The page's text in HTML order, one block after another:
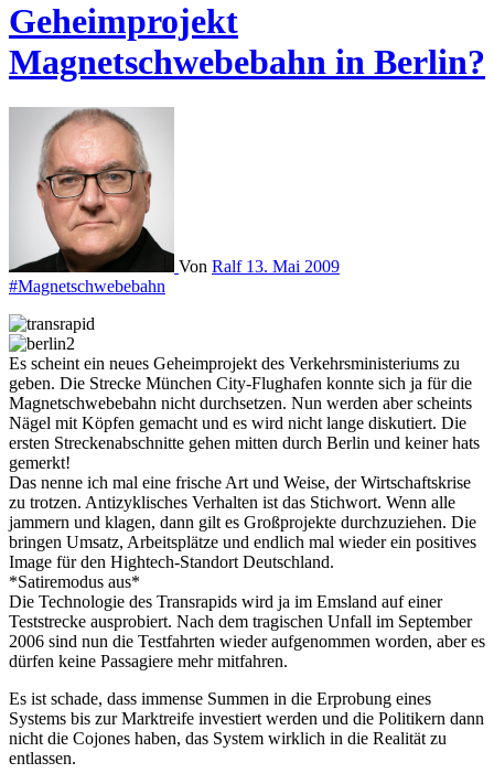
Geheimprojekt
Magnetschwebebahn in Berlin?
Von Ralf 13. Mai 2009
#Magnetschwebebahn
Es scheint ein neues Geheimprojekt des Verkehrsministeriums zu
geben. Die Strecke München City-Flughafen konnte sich ja für die
Magnetschwebebahn nicht durchsetzen. Nun werden aber scheints
Nägel mit Köpfen gemacht und es wird nicht lange diskutiert. Die
ersten Streckenabschnitte gehen mitten durch Berlin und keiner hats
gemerkt!
Das nenne ich mal eine frische Art und Weise, der Wirtschaftskrise
zu trotzen. Antizyklisches Verhalten ist das Stichwort. Wenn alle
jammern und klagen, dann gilt es Großprojekte durchzuziehen. Die
bringen Umsatz, Arbeitsplätze und endlich mal wieder ein positives
Image für den Hightech-Standort Deutschland.
*Satiremodus aus*
Die Technologie des Transrapids wird ja im Emsland auf einer
Teststrecke ausprobiert. Nach dem tragischen Unfall im September
2006 sind nun die Testfahrten wieder aufgenommen worden, aber es
dürfen keine Passagiere mehr mitfahren.
Es ist schade, dass immense Summen in die Erprobung eines
Systems bis zur Marktreife investiert werden und die Politikern dann
nicht die Cojones haben, das System wirklich in die Realität zu
entlassen.